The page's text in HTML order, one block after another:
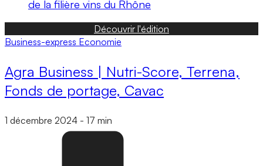
de la filière vins du Rhône
Découvrir l'édition
Business-express Economie
Agra Business | Nutri-Score, Terrena,
Fonds de portage, Cavac
1 décembre 2024 - 17 min